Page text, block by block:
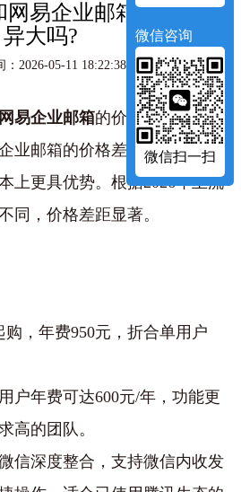
网易企业邮箱的价格差
异大吗?‌
2026-05-11 18:22:38 访问量：474
网易企业邮箱的价格差异大吗?‌
业邮箱的价格差异较大，网易
上更具优势‌。根据2026年主流
同，价格差距显著。
，年费‌950元‌，折合单用户‌
户年费可达‌600元/年‌，功能更
高的团队。
信深度整合‌，支持微信内收发
微信咨询
微信扫一扫